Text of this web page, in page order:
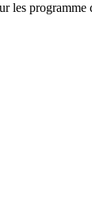
les